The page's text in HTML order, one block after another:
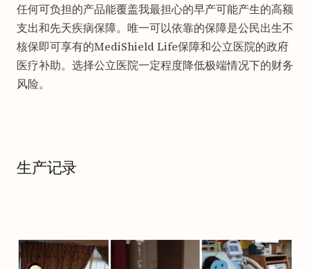
任何可负担的产品能覆盖我最担心的早产可能产生的高额
支出和先天疾病保障。唯一可以依靠的保障是公民出生不
核保即可享有的MediShield Life保障和公立医院的政府
医疗补助。选择公立医院一定程度降低极端情况下的财务
风险。
生产记录